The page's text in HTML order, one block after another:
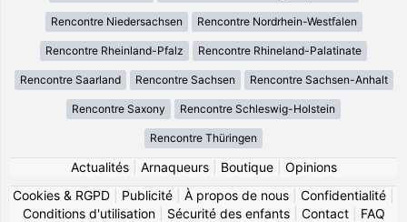
Rencontre Niedersachsen Rencontre Nordrhein-Westfalen
Rencontre Rheinland-Pfalz Rencontre Rhineland-Palatinate
Rencontre Saarland Rencontre Sachsen Rencontre Sachsen-Anhalt
Rencontre Saxony Rencontre Schleswig-Holstein
Rencontre Thüringen
Actualités| Arnaqueurs| Boutique| Opinions
Cookies & RGPD
Publicité À propos de nous Confidentialité
Conditions d'utilisation| Sécurité des enfants| Contact| FAQ